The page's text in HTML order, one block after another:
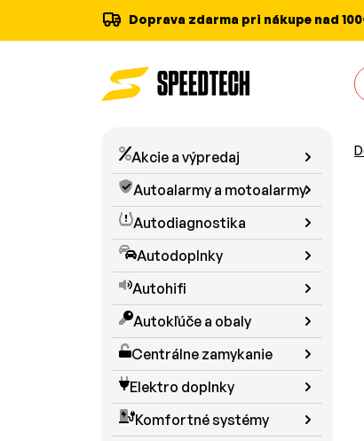
Doprava zdarma pri nákupe nad
Akcie a výpredaj
Autoalarmy a motoalarmy
Autodiagnostika
Autodoplnky
Autohifi
Autokľúče a obaly
Centrálne zamykanie
Elektro doplnky
Komfortné systémy